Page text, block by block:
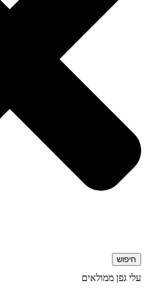
חיפוש
עלי גפן ממולאים